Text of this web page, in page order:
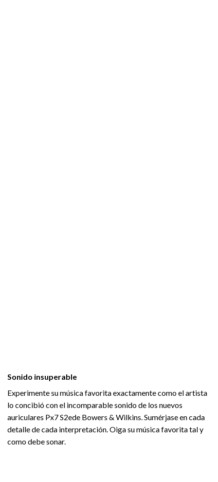
Sonido insuperable
Experimente su música favorita exactamente como el artista
lo concibió con el incomparable sonido de los nuevos
auriculares Px7 S2ede Bowers & Wilkins. Sumérjase en cada
detalle de cada interpretación. Oiga su música favorita tal y
como debe sonar.